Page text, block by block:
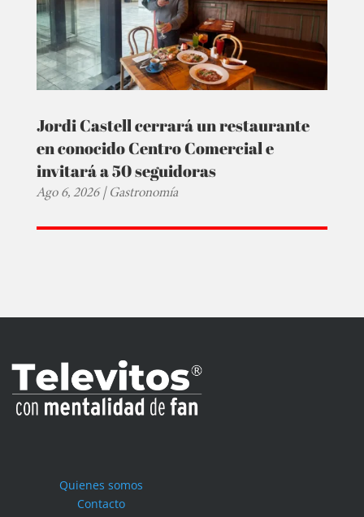
Jordi Castell cerrará un restaurante
en conocido Centro Comercial e
invitará a 50 seguidoras
Ago 6, 2026|Gastronomía
Quienes somos
Contacto